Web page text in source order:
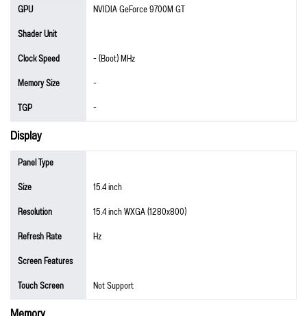
GPU
NVIDIA GeForce 9700M GT
Shader Unit
Clock Speed
- (Boot) MHz
Memory Size
-
TGP
-
Display
Panel Type
Size
15.4 inch
Resolution
15.4 inch WXGA (1280x800)
Refresh Rate
Hz
Screen Features
Touch Screen
Not Support